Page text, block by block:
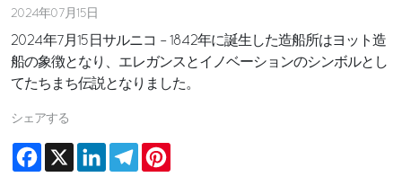
2024年07月15日
2024年7月15日サルニコ – 1842年に誕生した造船所はヨット造
船の象徴となり、エレガンスとイノベーションのシンボルとし
てたちまち伝説となりました。
シェアする
Facebook
X LinkedInTelegram